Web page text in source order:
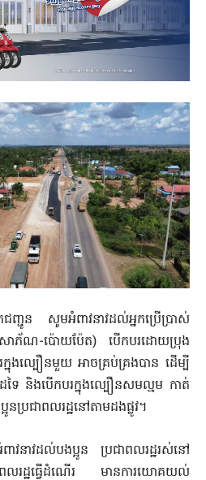
ជូន សូមអំពាវនាវដល់អ្នកប្រើប្រាស់
ោភ័ណ-ប៉ោយប៉ែត) បើកបរដោយប្រុង
នុងល្បឿនមួយ អាចគ្រប់​គ្រងបាន ដើម្បី
ដទៃ និងបើកបរក្នុងល្បឿនសមល្មម កាត់
រជាពលរដ្ឋនៅតាមដងផ្លូវ។
នាវដល់បងប្អូន ប្រជាពលរដ្ឋរស់នៅ
លរដ្ឋធ្វើដំណើរ មានការយោគយល់